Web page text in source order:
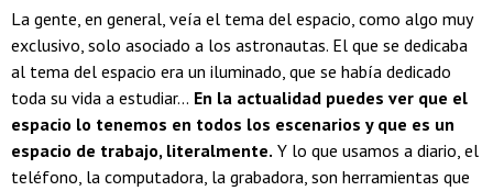
La gente, en general, veía el tema del espacio, como algo muy
exclusivo, solo asociado a los astronautas. El que se dedicaba
al tema del espacio era un iluminado, que se había dedicado
toda su vida a estudiar... En la actualidad puedes ver que el
espacio lo tenemos en todos los escenarios y que es un
espacio de trabajo, literalmente. Y lo que usamos a diario, el
teléfono, la computadora, la grabadora, son herramientas que